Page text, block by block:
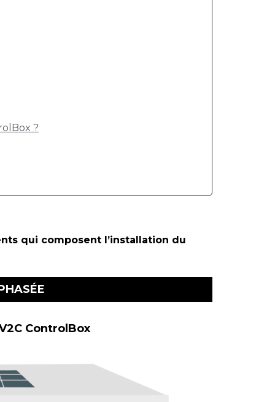
?
qui composent l’installation du
ControlBox